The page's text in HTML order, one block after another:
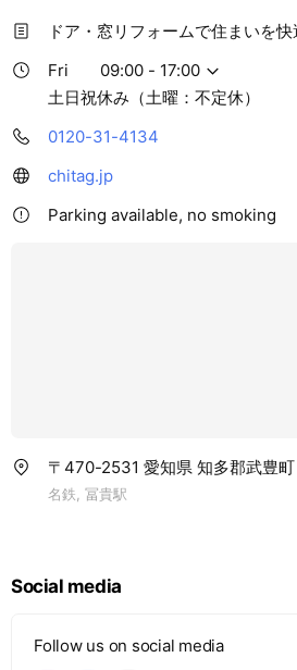
ドア・窓リフォームで住まいを快
Fri
09:00 - 17:00
土日祝休み（土曜：不定休）
0120-31-4134
chitag.jp
Parking available, no smoking
〒470-2531 愛知県 知多郡武豊
名鉄, 冨貴駅
Social media
Follow us on social media